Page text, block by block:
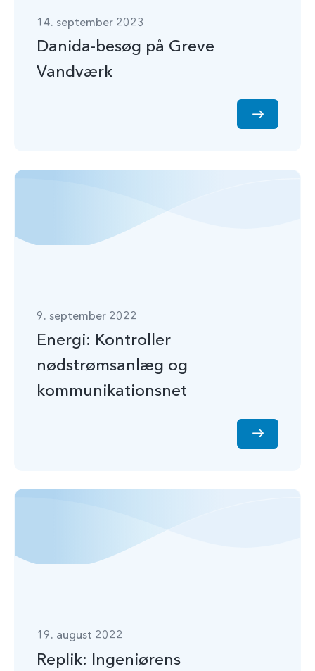
14. september 2023
Danida-besøg på Greve
Vandværk
9. september 2022
Energi: Kontroller
nødstrømsanlæg og
kommunikationsnet
19. august 2022
Replik: Ingeniørens